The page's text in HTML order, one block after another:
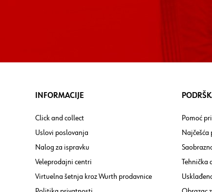
INFORMACIJE
Click and collect
Uslovi poslovanja
Nalog za ispravku
Veleprodajni centri
Virtuelna šetnja kroz Wurth prodavnice
Pomoć
Najčešća